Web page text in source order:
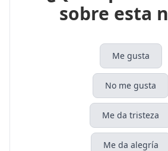
sobre esta
Me gusta
No me gusta
Me da tristeza
Me da alegría